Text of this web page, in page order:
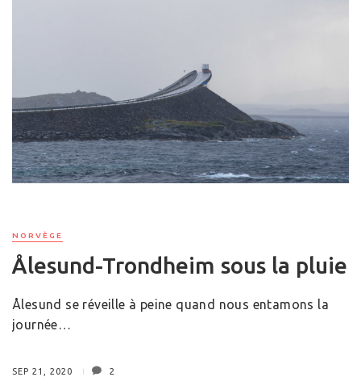
NORVÈGE
Ålesund-Trondheim sous la pluie
Ålesund se réveille à peine quand nous entamons la
journée…
SEP 21, 2020 2